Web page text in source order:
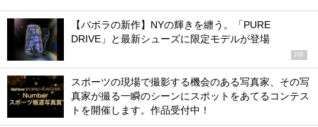
【バボラの新作】NYの輝きを纏う。「PURE
DRIVE」と最新シューズに限定モデルが登場
PR
スポーツの現場で撮影する機会のある写真家、その写
真家が撮る一瞬のシーンにスポットをあてるコンテス
トを開催します。作品受付中！